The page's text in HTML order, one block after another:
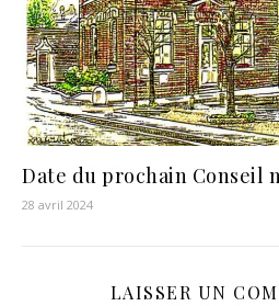
Date du prochain Conseil
28 avril 2024
LAISSER UN